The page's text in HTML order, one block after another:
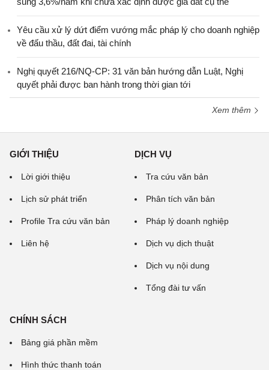
Yêu cầu xử lý dứt điểm vướng mắc pháp lý cho doanh nghiệp
về đấu thầu, đất đai, tài chính
Nghị quyết 216/NQ-CP: 31 văn bản hướng dẫn Luật, Nghị
quyết phải được ban hành trong thời gian tới
Xem thêm
GIỚI THIỆU
Lời giới thiệu
Lịch sử phát triển
Profile Tra cứu văn bản
Liên hệ
DỊCH VỤ
Tra cứu văn bản
Phân tích văn bản
Pháp lý doanh nghiệp
Dịch vụ dịch thuật
Dịch vụ nội dung
Tổng đài tư vấn
CHÍNH SÁCH
Bảng giá phần mềm
Hình thức thanh toán